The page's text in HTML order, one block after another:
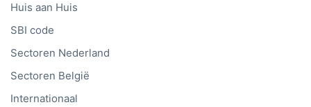
Huis aan Huis
SBI code
Sectoren Nederland
Sectoren België
Internationaal